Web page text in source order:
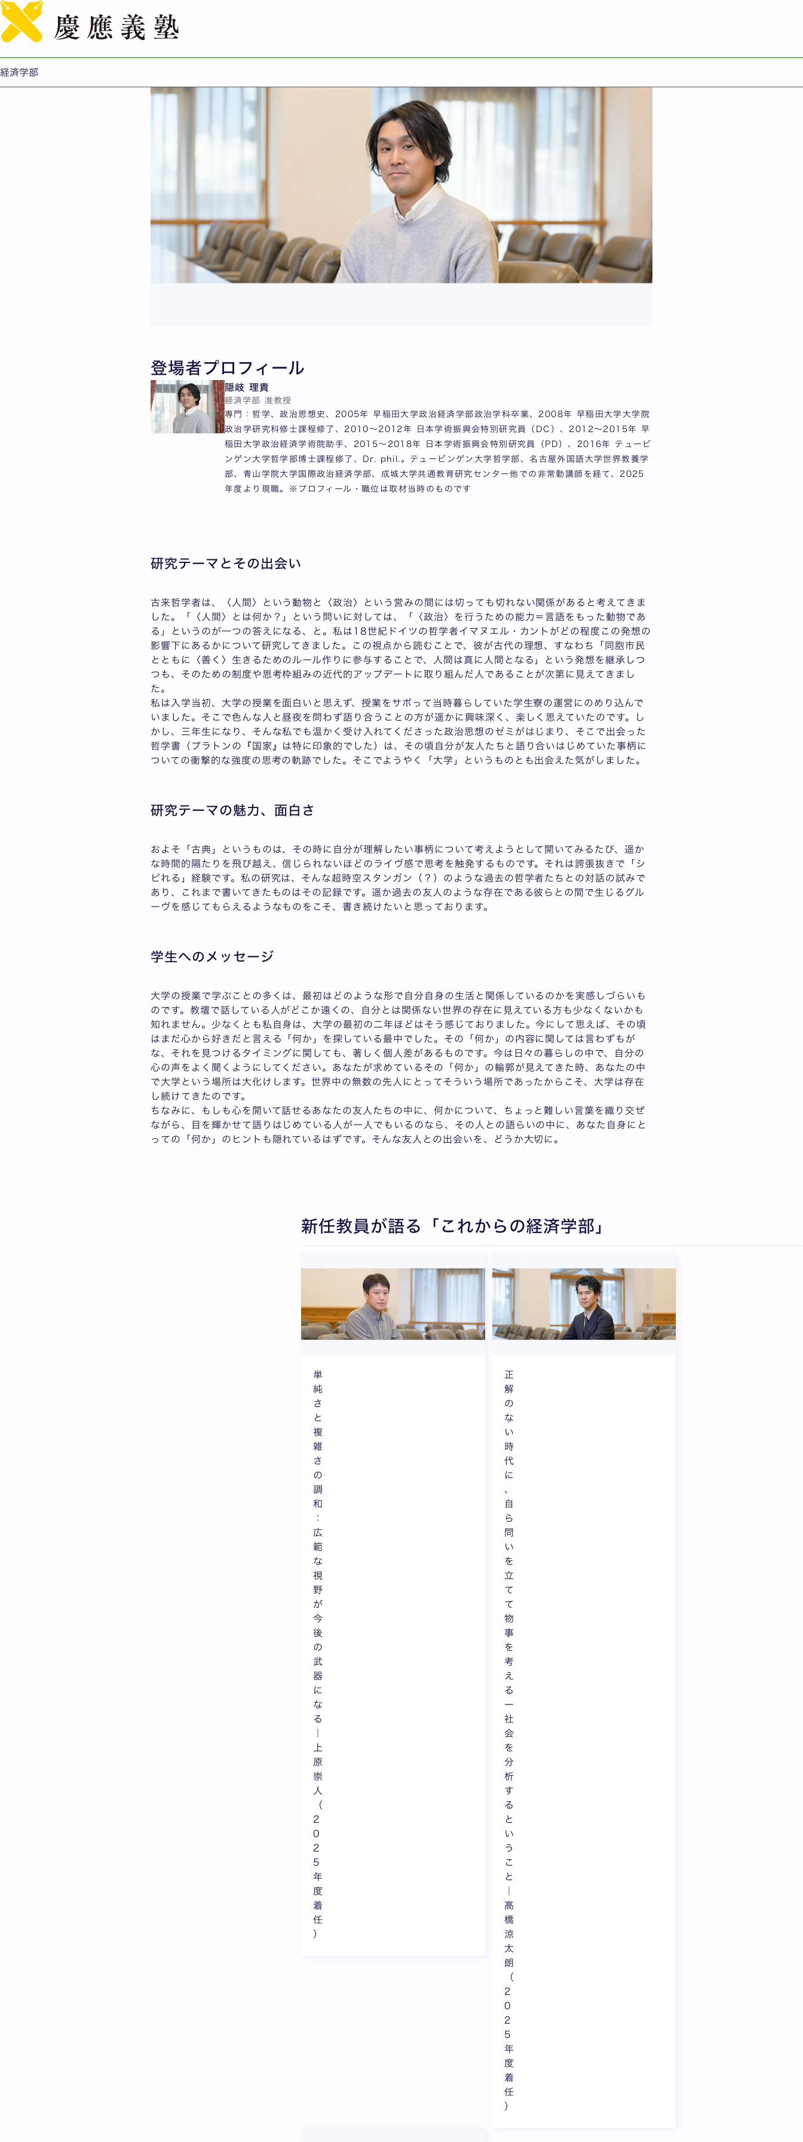
経済学部
あなたなりの仕方で大学と出会ってください｜隠岐 理貴（2025年度着任）
登場者プロフィール
隠岐 理貴
経済学部 准教授
専門：哲学、政治思想史、2005年 早稲田大学政治経済学部政治学科卒業、2008年 早稲田大学大学院
政治学研究科修士課程修了、2010～2012年 日本学術振興会特別研究員（DC）、2012～2015年 早
稲田大学政治経済学術院助手、2015～2018年 日本学術振興会特別研究員（PD）、2016年 テュービ
ンゲン大学哲学部博士課程修了、Dr. phil.。テュービンゲン大学哲学部、名古屋外国語大学世界教養学
部、青山学院大学国際政治経済学部、成城大学共通教育研究センター他での非常勤講師を経て、2025
年度より現職。※プロフィール・職位は取材当時のものです
研究テーマとその出会い
古来哲学者は、〈人間〉という動物と〈政治〉という営みの間には切っても切れない関係があると考えてきま
した。「〈人間〉とは何か？」という問いに対しては、「〈政治〉を行うための能力＝言語をもった動物であ
る」というのが一つの答えになる、と。私は18世紀ドイツの哲学者イマヌエル・カントがどの程度この発想の
影響下にあるかについて研究してきました。この視点から読むことで、彼が古代の理想、すなわち「同胞市民
とともに〈善く〉生きるためのルール作りに参与することで、人間は真に人間となる」という発想を継承しつ
つも、そのための制度や思考枠組みの近代的アップデートに取り組んだ人であることが次第に見えてきまし
た。
私は入学当初、大学の授業を面白いと思えず、授業をサボって当時暮らしていた学生寮の運営にのめり込んで
いました。そこで色んな人と昼夜を問わず語り合うことの方が遥かに興味深く、楽しく思えていたのです。し
かし、三年生になり、そんな私でも温かく受け入れてくださった政治思想のゼミがはじまり、そこで出会った
哲学書（プラトンの『国家』は特に印象的でした）は、その頃自分が友人たちと語り合いはじめていた事柄に
ついての衝撃的な強度の思考の軌跡でした。そこでようやく「大学」というものとも出会えた気がしました。
研究テーマの魅力、面白さ
およそ「古典」というものは、その時に自分が理解したい事柄について考えようとして開いてみるたび、遥か
な時間的隔たりを飛び越え、信じられないほどのライヴ感で思考を触発するものです。それは誇張抜きで「シ
ビれる」経験です。私の研究は、そんな超時空スタンガン（？）のような過去の哲学者たちとの対話の試みで
あり、これまで書いてきたものはその記録です。遥か過去の友人のような存在である彼らとの間で生じるグル
ーヴを感じてもらえるようなものをこそ、書き続けたいと思っております。
学生へのメッセージ
大学の授業で学ぶことの多くは、最初はどのような形で自分自身の生活と関係しているのかを実感しづらいも
のです。教壇で話している人がどこか遠くの、自分とは関係ない世界の存在に見えている方も少なくないかも
知れません。少なくとも私自身は、大学の最初の二年ほどはそう感じておりました。今にして思えば、その頃
はまだ心から好きだと言える「何か」を探している最中でした。その「何か」の内容に関しては言わずもが
な、それを見つけるタイミングに関しても、著しく個人差があるものです。今は日々の暮らしの中で、自分の
心の声をよく聞くようにしてください。あなたが求めているその「何か」の輪郭が見えてきた時、あなたの中
で大学という場所は大化けします。世界中の無数の先人にとってそういう場所であったからこそ、大学は存在
し続けてきたのです。
ちなみに、もしも心を開いて話せるあなたの友人たちの中に、何かについて、ちょっと難しい言葉を織り交ぜ
ながら、目を輝かせて語りはじめている人が一人でもいるのなら、その人との語らいの中に、あなた自身にと
っての「何か」のヒントも隠れているはずです。そんな友人との出会いを、どうか大切に。
新任教員が語る「これからの経済学部」
単
純
さ
と
複
雑
さ
の
調
和
：
広
範
な
視
野
が
今
後
の
武
器
に
な
る
上
原
崇
人
（
2
0
2
5
年
度
着
任
）
正
解
の
な
い
時
代
に
、
自
ら
問
い
を
立
て
て
物
事
を
考
え
る
ー
社
会
を
分
析
す
る
と
い
う
こ
と
髙
橋
涼
太
朗
（
2
0
2
5
年
度
着
任
）